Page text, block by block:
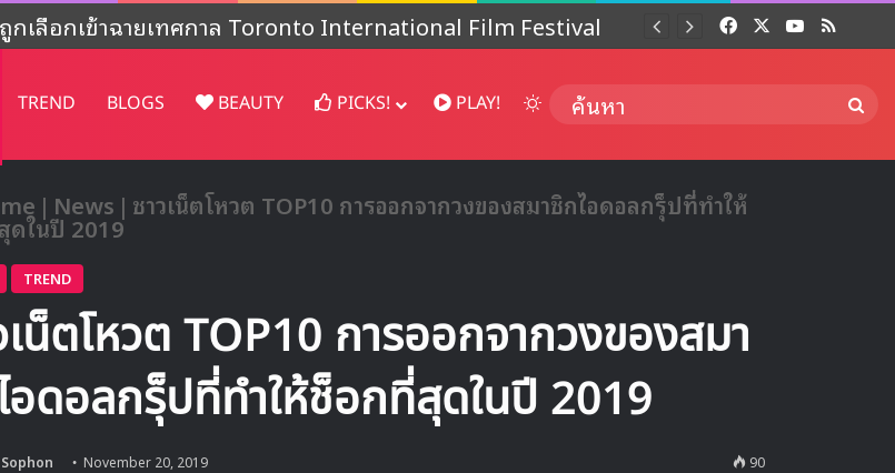
หลังปล่อยคอนเทนต์พิเศษฉลองครบรอบ 4 ปี FacebookYouTube
RSS
TREND BLOGS BEAUTY PICKS! PLAY! Switch skin
| News | ชาวเน็ตโหวต TOP10 การออกจากวงของสมาชิกไอดอลกรุ็ปที่ทำให้
ดในปี 2019
TREND
เน็ตโหวต TOP10 การออกจากวงของสมา
อดอลกรุ็ปที่ทำให้ช็อกที่สุดในปี 2019
November 20, 2019 90